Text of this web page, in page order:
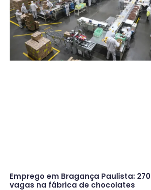
Emprego em Bragança Paulista: 270
vagas na fábrica de chocolates